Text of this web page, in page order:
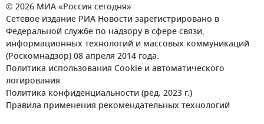
© 2026 МИА «Россия сегодня»
Сетевое издание РИА Новости зарегистрировано в
Федеральной службе по надзору в сфере связи,
информационных технологий и массовых коммуникаций
(Роскомнадзор) 08 апреля 2014 года.
Политика использования Cookie и автоматического
логирования
Политика конфиденциальности (ред. 2023 г.)
Правила применения рекомендательных технологий